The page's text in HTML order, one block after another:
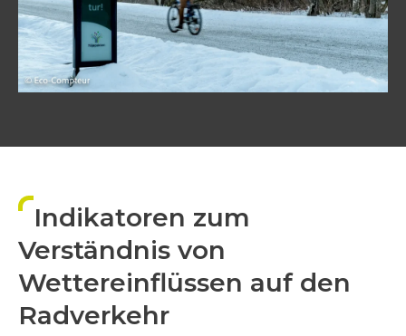
Indikatoren zum
Verständnis von
Wettereinflüssen auf den
Radverkehr